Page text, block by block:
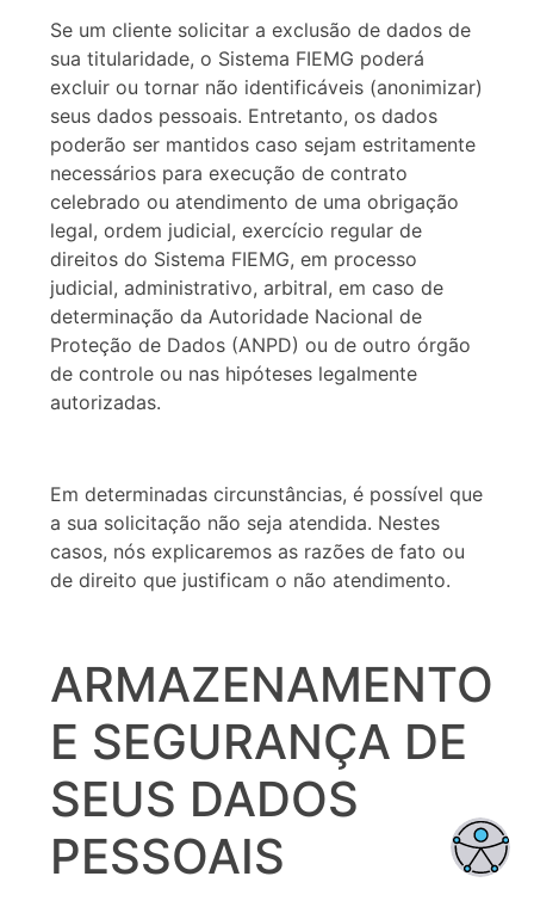
Se um cliente solicitar a exclusão de dados de
sua titularidade, o Sistema FIEMG poderá
excluir ou tornar não identificáveis (anonimizar)
seus dados pessoais. Entretanto, os dados
poderão ser mantidos caso sejam estritamente
necessários para execução de contrato
celebrado ou atendimento de uma obrigação
legal, ordem judicial, exercício regular de
direitos do Sistema FIEMG, em processo
judicial, administrativo, arbitral, em caso de
determinação da Autoridade Nacional de
Proteção de Dados (ANPD) ou de outro órgão
de controle ou nas hipóteses legalmente
autorizadas.
Em determinadas circunstâncias, é possível que
a sua solicitação não seja atendida. Nestes
casos, nós explicaremos as razões de fato ou
de direito que justificam o não atendimento.
ARMAZENAMENTO
E SEGURANÇA DE
SEUS DADOS
PESSOAIS
Enviar btn-02 btn-03